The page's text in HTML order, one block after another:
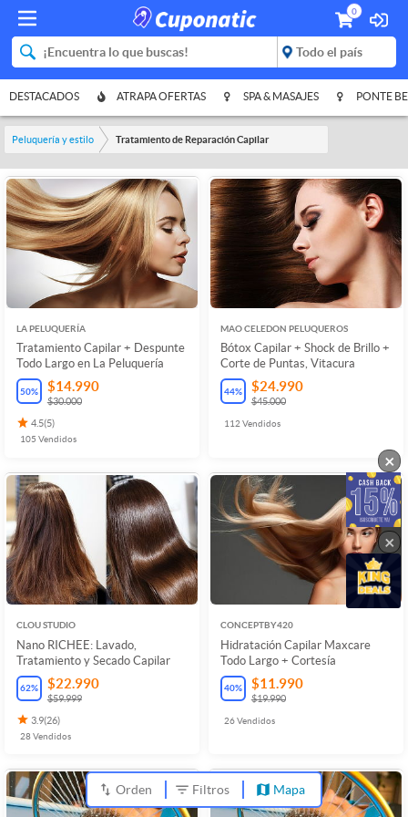
0
DESTACADOS ATRAPA OFERTAS SPA & MASAJES PONTE
Peluquería y estilo Tratamiento de Reparación Capilar
LA PELUQUERÍA
Tratamiento Capilar + Despunte
Todo Largo en La Peluquería
50% $14.990
$30.000
4.5(5)
105 Vendidos
MAO CELEDON PELUQUEROS
Bótox Capilar + Shock de Brillo +
Corte de Puntas, Vitacura
44% $24.990
$45.000
112 Vendidos
CLOU STUDIO
Nano RICHEE: Lavado,
Tratamiento y Secado Capilar
62% $22.990
$59.999
3.9(26)
28Vendidos
CONCEPTBY420
Hidratación Capilar Maxcare
Todo Largo + Cortesía
40% $11.990
$19.990
26Vendidos
Orden Filtros Mapa
×
×